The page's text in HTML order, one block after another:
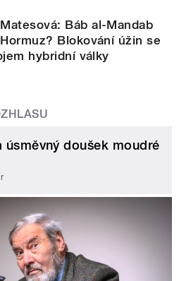
Báb al-Mandab
Blokování úžin se
hybridní války
úsměvný doušek moudré